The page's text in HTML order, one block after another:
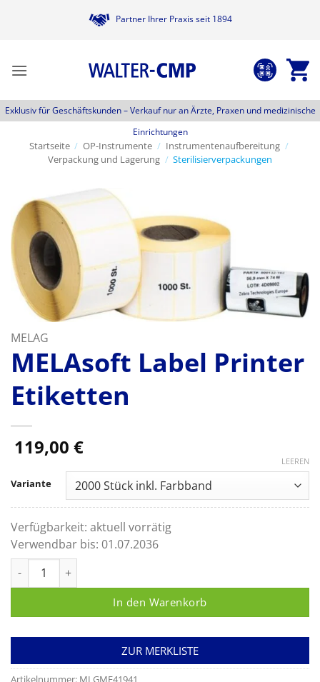
Partner Ihrer Praxis seit 1894
Exklusiv für Geschäftskunden –Verkauf nur an Ärzte, Praxen und medizinische
Einrichtungen
Startseite / OP-Instrumente / Instrumentenaufbereitung /
Verpackung und Lagerung / Sterilisierverpackungen
MELAG
MELAsoft Label Printer
Etiketten
119,00 €
Variante
LEEREN
Verfügbarkeit: aktuell vorrätig
Verwendbar bis: 01.07.2036
In den Warenkorb
ZUR MERKLISTE